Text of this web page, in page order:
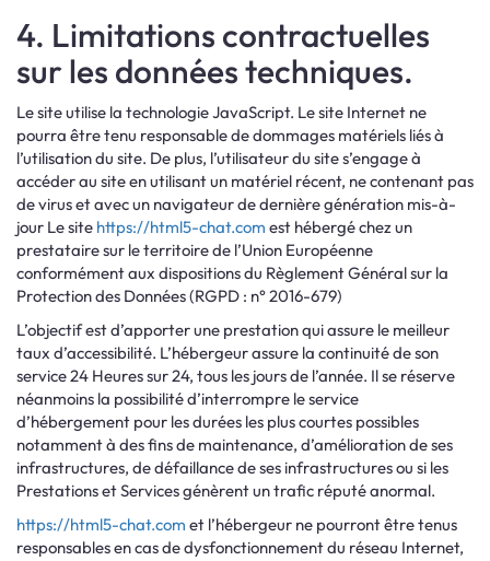
4. Limitations contractuelles
sur les données techniques.
Le site utilise la technologie JavaScript. Le site Internet ne
pourra être tenu responsable de dommages matériels liés à
l’utilisation du site. De plus, l’utilisateur du site s’engage à
accéder au site en utilisant un matériel récent, ne contenant pas
de virus et avec un navigateur de dernière génération mis-à-
jour Le site https://html5-chat.com est hébergé chez un
prestataire sur le territoire de l’Union Européenne
conformément aux dispositions du Règlement Général sur la
Protection des Données (RGPD : n° 2016-679)
L’objectif est d’apporter une prestation qui assure le meilleur
taux d’accessibilité. L’hébergeur assure la continuité de son
service 24 Heures sur 24, tous les jours de l’année. Il se réserve
néanmoins la possibilité d’interrompre le service
d’hébergement pour les durées les plus courtes possibles
notamment à des fins de maintenance, d’amélioration de ses
infrastructures, de défaillance de ses infrastructures ou si les
Prestations et Services génèrent un trafic réputé anormal.
https://html5-chat.com et l’hébergeur ne pourront être tenus
responsables en cas de dysfonctionnement du réseau Internet,